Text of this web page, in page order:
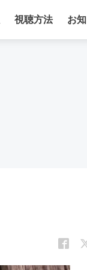
視聴方法 お